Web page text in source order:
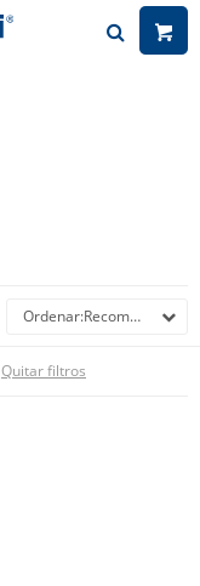
Recomendados
Quitar filtros